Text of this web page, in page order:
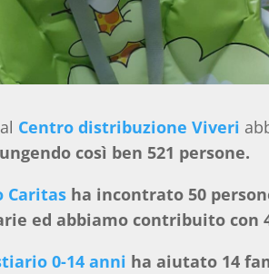
Centro distribuzione Viveri
così ben 521 persone.
Caritas ha incontrato 50
ed abbiamo contribuito con
0-14 anni ha aiutato 14